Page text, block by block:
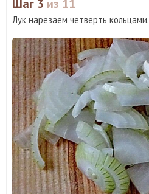
Шаг 3 из 11
Лук нарезаем четверть кольцами.